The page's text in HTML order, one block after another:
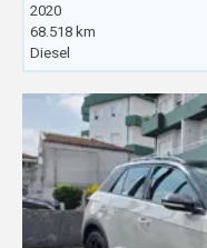
2020
68.518 km
Diesel